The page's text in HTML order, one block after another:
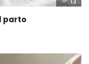
parto